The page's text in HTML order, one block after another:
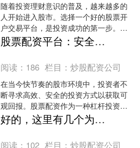
随着投资理财意识的普及，越来越多的
人开始进入股市。选择一个好的股票开
户交易平台，是投资成功的第一步。面
对市场上众多的券商，投资者常常感到
困惑：到底哪个平台更好？....
股票配资平台：安全杠杆炒股，快速盈利首选 | XX网
阅读： 186 栏目：炒股配资公司
在当今快节奏的股市环境中，投资者不
断寻求高效、安全的投资方式以获取可
观回报。股票配资作为一种杠杆投资工
具，正逐渐成为市场关注的焦点。然
而，如何在众多平台中选择一....
好的，这里有几个为“股票配资行业”设计、适合百度收录的标题，均在以内，并考虑了关键词布局和用户搜索意图：
阅读： 102 栏目：炒股配资公司